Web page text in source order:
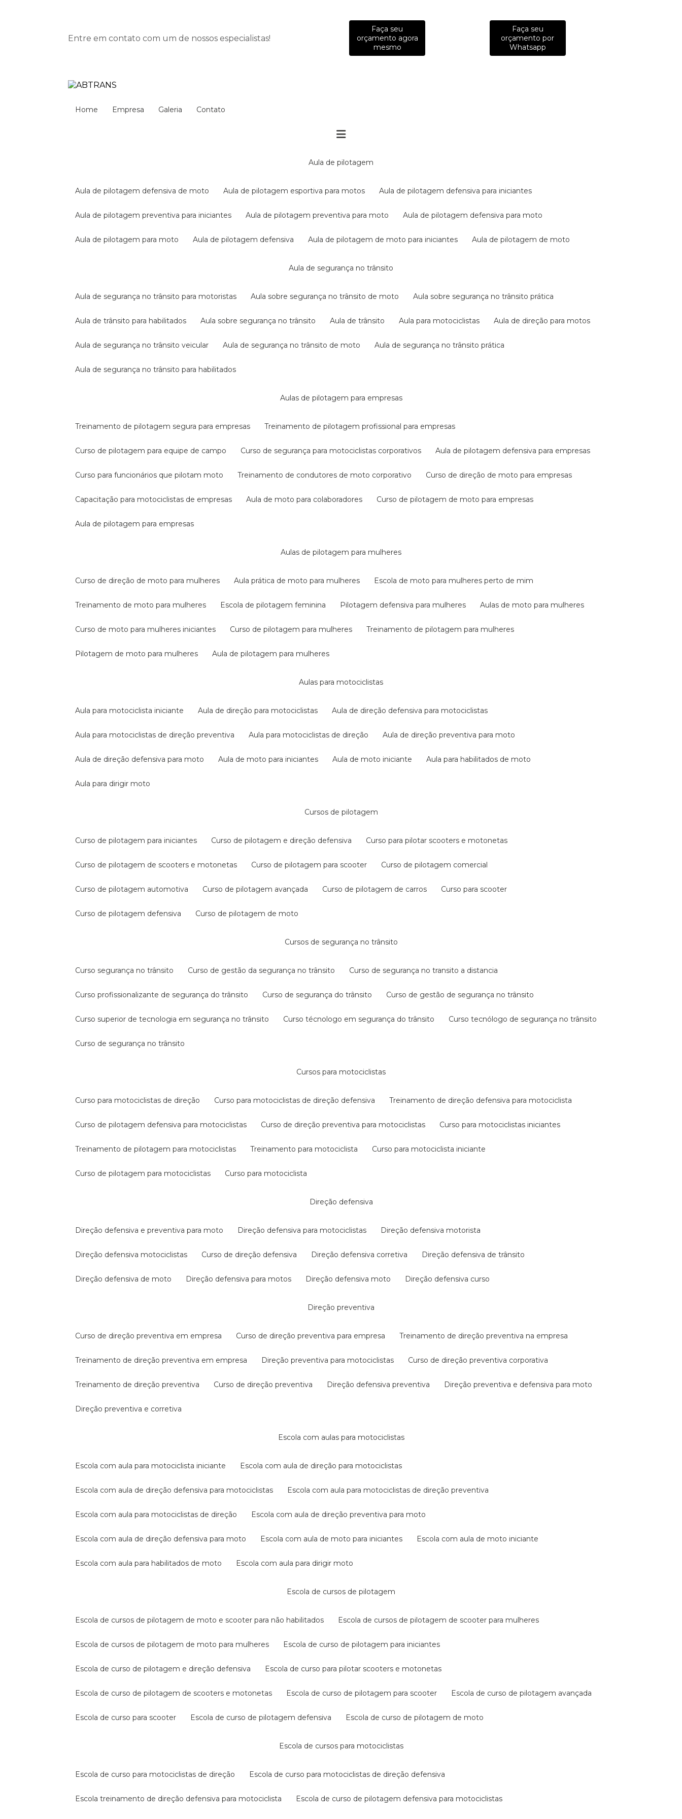
Entre em contato com um de nossos especialistas!
Faça seu
orçamento agora
mesmo
Faça seu
orçamento por
Whatsapp
Home Empresa Galeria Contato
aula de pilotagem
aula de pilotagem defensiva de moto aula de pilotagem esportiva para motos aula de pilotagem defensiva para iniciantes
aula de pilotagem preventiva para iniciantes aula de pilotagem preventiva para moto aula de pilotagem defensiva para moto
aula de pilotagem para moto aula de pilotagem defensiva aula de pilotagem de moto para iniciantes aula de pilotagem de moto
aula de segurança no trânsito
aula de segurança no trânsito para motoristas aula sobre segurança no trânsito de moto aula sobre segurança no trânsito prática
aula de trânsito para habilitados aula sobre segurança no trânsito aula de trânsito aula para motociclistas aula de direção para motos
aula de segurança no trânsito veicular aula de segurança no trânsito de moto aula de segurança no trânsito prática
aula de segurança no trânsito para habilitados
aulas de pilotagem para empresas
treinamento de pilotagem segura para empresas treinamento de pilotagem profissional para empresas
curso de pilotagem para equipe de campo curso de segurança para motociclistas corporativos aula de pilotagem defensiva para empresas
curso para funcionários que pilotam moto treinamento de condutores de moto corporativo curso de direção de moto para empresas
capacitação para motociclistas de empresas aula de moto para colaboradores curso de pilotagem de moto para empresas
aula de pilotagem para empresas
aulas de pilotagem para mulheres
curso de direção de moto para mulheres aula prática de moto para mulheres escola de moto para mulheres perto de mim
treinamento de moto para mulheres escola de pilotagem feminina pilotagem defensiva para mulheres aulas de moto para mulheres
curso de moto para mulheres iniciantes curso de pilotagem para mulheres treinamento de pilotagem para mulheres
pilotagem de moto para mulheres aula de pilotagem para mulheres
aulas para motociclistas
aula para motociclista iniciante aula de direção para motociclistas aula de direção defensiva para motociclistas
aula para motociclistas de direção preventiva aula para motociclistas de direção aula de direção preventiva para moto
aula de direção defensiva para moto aula de moto para iniciantes aula de moto iniciante aula para habilitados de moto
aula para dirigir moto
cursos de pilotagem
curso de pilotagem para iniciantes curso de pilotagem e direção defensiva curso para pilotar scooters e motonetas
curso de pilotagem de scooters e motonetas curso de pilotagem para scooter curso de pilotagem comercial
curso de pilotagem automotiva curso de pilotagem avançada curso de pilotagem de carros curso para scooter
curso de pilotagem defensiva curso de pilotagem de moto
cursos de segurança no trânsito
curso segurança no trânsito curso de gestão da segurança no trânsito curso de segurança no transito a distancia
curso profissionalizante de segurança do trânsito curso de segurança do trânsito curso de gestão de segurança no trânsito
curso superior de tecnologia em segurança no trânsito curso técnologo em segurança do trânsito curso tecnólogo de segurança no trânsito
curso de segurança no trânsito
cursos para motociclistas
curso para motociclistas de direção curso para motociclistas de direção defensiva treinamento de direção defensiva para motociclista
curso de pilotagem defensiva para motociclistas curso de direção preventiva para motociclistas curso para motociclistas iniciantes
treinamento de pilotagem para motociclistas treinamento para motociclista curso para motociclista iniciante
curso de pilotagem para motociclistas curso para motociclista
direção defensiva
direção defensiva e preventiva para moto direção defensiva para motociclistas direção defensiva motorista
direção defensiva motociclistas curso de direção defensiva direção defensiva corretiva direção defensiva de trânsito
direção defensiva de moto direção defensiva para motos direção defensiva moto direção defensiva curso
direção preventiva
curso de direção preventiva em empresa curso de direção preventiva para empresa treinamento de direção preventiva na empresa
treinamento de direção preventiva em empresa direção preventiva para motociclistas curso de direção preventiva corporativa
treinamento de direção preventiva curso de direção preventiva direção defensiva preventiva direção preventiva e defensiva para moto
direção preventiva e corretiva
escola com aulas para motociclistas
escola com aula para motociclista iniciante escola com aula de direção para motociclistas
escola com aula de direção defensiva para motociclistas escola com aula para motociclistas de direção preventiva
escola com aula para motociclistas de direção escola com aula de direção preventiva para moto
escola com aula de direção defensiva para moto escola com aula de moto para iniciantes escola com aula de moto iniciante
escola com aula para habilitados de moto escola com aula para dirigir moto
escola de cursos de pilotagem
escola de cursos de pilotagem de moto e scooter para não habilitados escola de cursos de pilotagem de scooter para mulheres
escola de cursos de pilotagem de moto para mulheres escola de curso de pilotagem para iniciantes
escola de curso de pilotagem e direção defensiva escola de curso para pilotar scooters e motonetas
escola de curso de pilotagem de scooters e motonetas escola de curso de pilotagem para scooter escola de curso de pilotagem avançada
escola de curso para scooter escola de curso de pilotagem defensiva escola de curso de pilotagem de moto
escola de cursos para motociclistas
escola de curso para motociclistas de direção escola de curso para motociclistas de direção defensiva
escola treinamento de direção defensiva para motociclista escola de curso de pilotagem defensiva para motociclistas